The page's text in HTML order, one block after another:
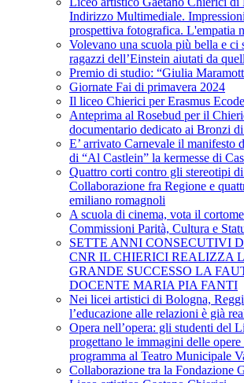
Indirizzo Multimediale.
prospettiva fotografica. L'empatia
Volevano una scuola più bella e ci
ragazzi dell’Einstein aiutati da
Premio di studio: “Giulia
Giornate Fai di primavera 2024
Il liceo Chierici per Erasmus
Anteprima al Rosebud per il
documentario dedicato ai Bronzi
E’ arrivato Carnevale il manifesto
di “Al Castlein” la kermesse di
Quattro corti contro gli stereotipi di
Collaborazione fra Regione e
emiliano romagnoli
A scuola di cinema, vota il
Commissioni Parità, Cultura e
SETTE ANNI CONSECUTIVI
CNR IL CHIERICI REALIZZA
GRANDE SUCCESSO LA
DOCENTE MARIA PIA FANTI
Nei licei artistici di Bologna,
l’educazione alle relazioni è già
Opera nell’opera: gli studenti del
progettano le immagini delle
programma al Teatro Municipale
Collaborazione tra la Fondazione